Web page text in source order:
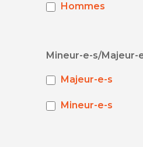
Hommes
Mineur-e-s/Majeur-
Majeur-e-s
Mineur-e-s